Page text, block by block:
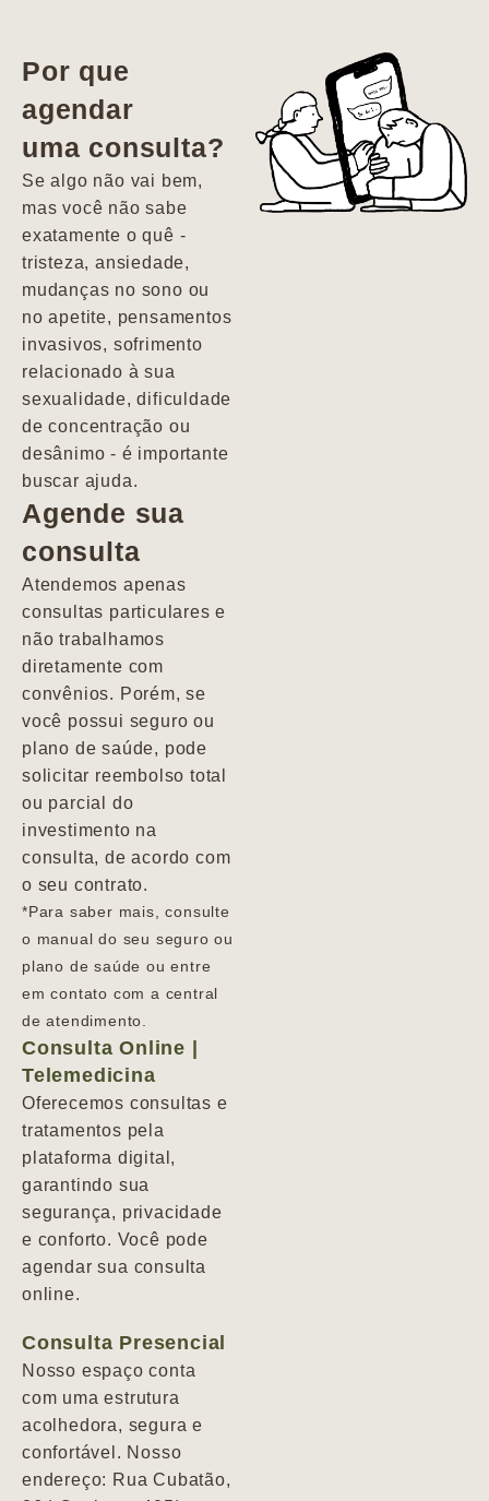
vida. Ela me
encontrou num
estado misto de
depressão e
agitação com
pensamentos
Por que
agendar
uma consulta?
Se algo não vai bem,
mas você não sabe
exatamente o quê -
tristeza, ansiedade,
mudanças no sono ou
no apetite, pensamentos
invasivos, sofrimento
relacionado à sua
sexualidade, dificuldade
de concentração ou
desânimo - é importante
buscar ajuda.
Agende sua
consulta
Atendemos apenas
consultas particulares e
não trabalhamos
diretamente com
convênios. Porém, se
você possui seguro ou
plano de saúde, pode
solicitar reembolso total
ou parcial do
investimento na
consulta, de acordo com
o seu contrato.
*Para saber mais, consulte
o manual do seu seguro ou
plano de saúde ou entre
em contato com a central
de atendimento.
Consulta Online |
Telemedicina
Oferecemos consultas e
tratamentos pela
plataforma digital,
garantindo sua
segurança, privacidade
e conforto. Você pode
agendar sua consulta
online.
Consulta Presencial
Nosso espaço conta
com uma estrutura
acolhedora, segura e
confortável. Nosso
endereço: Rua Cubatão,